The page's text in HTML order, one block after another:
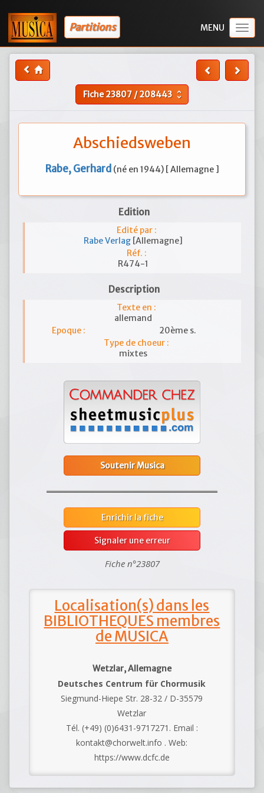
Partitions
Fiche23807/208443 unfold_more
Abschiedsweben
Rabe, Gerhard (né en 1944) [ Allemagne ]
Edition
Edité par :
Rabe Verlag [Allemagne]
Réf. :
R474-1
Description
Texte en :
allemand
Epoque :
20ème s.
Type de choeur :
mixtes
Soutenir Musica
Enrichir la fiche
Signaler une erreur
Fiche n°23807
Localisation(s) dans les
BIBLIOTHEQUES membres
de MUSICA
Wetzlar, Allemagne
Deutsches Centrum für Chormusik
Siegmund-Hiepe Str. 28-32 / D-35579
Wetzlar
Tél. (+49) (0)6431-9717271. Email :
kontakt@chorwelt.info . Web:
https://www.dcfc.de